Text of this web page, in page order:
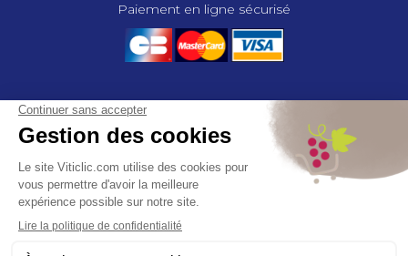
Paiement en ligne sécurisé
© 2025 - GROUPE COMPAS, TOUS DROITS RÉSERVÉS.
MENTIONS LÉGALES
CGV
POLITIQUE DE CONFIDENTIALITÉ
COMPAS, à travers ses métiers de négociant et distributeur répond aux